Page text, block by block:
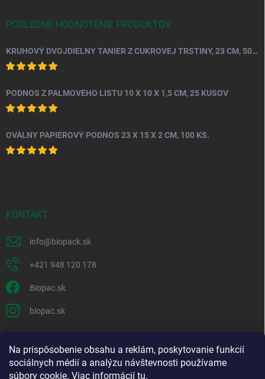
Na prispôsobenie obsahu a reklám, poskytovanie funkcií
sociálnych médií a analýzu návštevnosti používame
súbory cookie. Viac informácií tu.
POSLEDNÉ HODNOTENIE PRODUKTOV
KRUHOVÝ DVOJDIELNY TANIER Z CUKROVEJ TRSTINY, 23 CM, 50 KS.
PODNOS Z PALMOVÉHO LISTU 10 X 10 X 1,5 CM, 25 KUSOV
OVÁLNY PAPIEROVÝ PODNOS 23 X 15 X 2 CM, 100 KS.
KONTAKT
info@biopack.sk
+421 948 120 178
Biopac.sk
biopac.sk
Good E-shops have logic. SALELOGICS